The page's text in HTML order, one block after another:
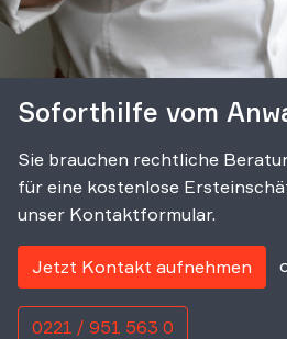
Soforthilfe vom
Sie brauchen rechtliche
für eine kostenlose
unser Kontaktformular.
Jetzt Kontakt aufnehmen
0221 / 951 563 0